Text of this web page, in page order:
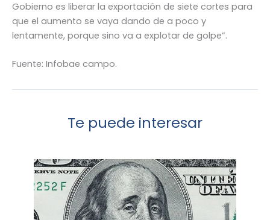
Gobierno es liberar la exportación de siete cortes para
que el aumento se vaya dando de a poco y
lentamente, porque sino va a explotar de golpe”.
Fuente: Infobae campo.
Te puede interesar